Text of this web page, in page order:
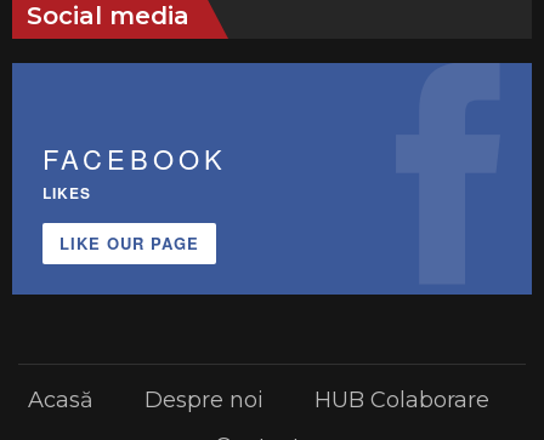
Social media
FACEBOOK
LIKES
LIKE OUR PAGE
Acasă Despre noi
HUB Colaborare